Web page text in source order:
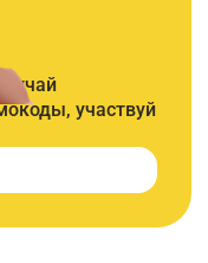
участвуй